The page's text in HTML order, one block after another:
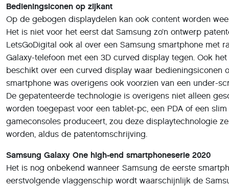
Bedieningsiconen op zijkant
Op de gebogen displaydelen kan ook content worden
Het is niet voor het eerst dat Samsung zo’n ontwerp
LetsGoDigital ook al over een Samsung smartphone met
Galaxy-telefoon met een 3D curved display tegen. Ook
beschikt over een curved display waar bedieningsiconen
smartphone was overigens ook voorzien van een under-
De gepatenteerde technologie is overigens niet alleen
worden toegepast voor een tablet-pc, een PDA of een
gameconsoles produceert, zou deze displaytechnologie
worden, aldus de patentomschrijving.
Samsung Galaxy One high-end smartphoneserie 2020
Het is nog onbekend wanneer Samsung de eerste
eerstvolgende vlaggenschip wordt waarschijnlijk de